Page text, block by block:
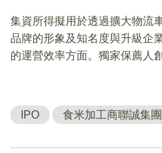
集資所得擬用於透過擴大物流
品牌的形象及知名度與升級企
的運營效率方面。獨家保薦人
IPO 食米加工商聯誠集團